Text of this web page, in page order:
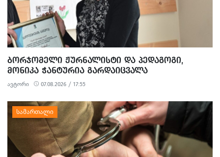
ᲑᲝᲠᲯᲝᲛᲔᲚᲘ ᲟᲣᲠᲜᲐᲚᲘᲡᲢᲘ ᲓᲐ ᲞᲔᲓᲐᲒᲝᲒᲘ,
ᲛᲝᲜᲘᲙᲐ ᲭᲐᲜᲢᲣᲠᲘᲐ ᲒᲐᲠᲓᲐᲘᲪᲕᲐᲚᲐ
ავტორი 07.08.2026 / 17:55